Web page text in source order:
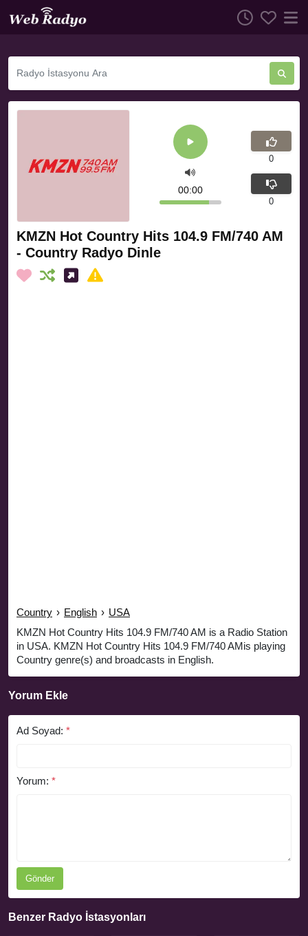
KMZN Hot Country Hits 104.9 FM/740 AM
- Country Radyo Dinle
Country › English › USA
KMZN Hot Country Hits 104.9 FM/740 AM is a Radio Station
in USA. KMZN Hot Country Hits 104.9 FM/740 AMis playing
Country genre(s) and broadcasts in English.
00:00
0
0
Yorum Ekle
Ad Soyad: *
Yorum: *
Gönder
Benzer Radyo İstasyonları